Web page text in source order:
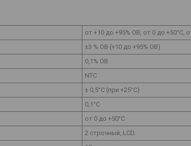
от +10 до +95% ОВ, от 0 до +50°C,
±3 % ОВ (+10 до +95% ОВ)
0,1% ОВ
NTC
± 0,5°C (при +25°C)
0,1°C
от 0 до +50°C
2 строчный, LCD.